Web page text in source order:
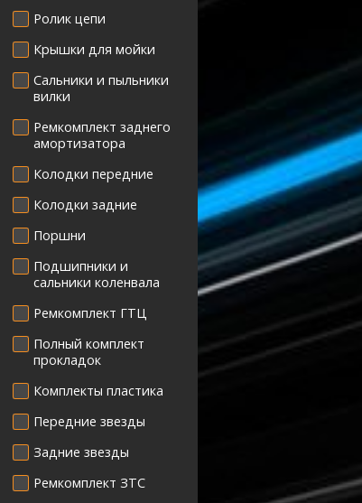
Ролик цепи
Крышки для мойки
Сальники и пыльники
вилки
Ремкомплект заднего
амортизатора
Колодки передние
Колодки задние
Поршни
Подшипники и
сальники коленвала
Ремкомплект ГТЦ
Полный комплект
прокладок
Комплекты пластика
Передние звезды
Задние звезды
Ремкомплект ЗТС